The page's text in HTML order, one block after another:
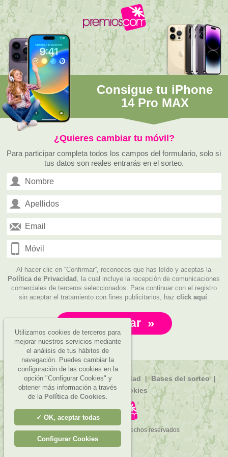
Consigue tu iPhone
14 Pro MAX
¿Quieres cambiar tu móvil?
Para participar completa todos los campos del formulario, solo si
tus datos son reales entrarás en el sorteo.
Nombre:
Apellidos:
E-
mail:
Móvil:
Al hacer clic en “Confirmar”, reconoces que has leído y aceptas la
Política de Privacidad
, la cual incluye la recepción de comunicaciones
comerciales de terceros seleccionados. Para continuar con el registro
sin aceptar el tratamiento con fines publicitarios, haz click aquí
Confirmar »
Aviso Legal | Política de privacidad | Bases del sorteo |
Política de Cookies
Copyright2026 Todos los derechos reservados
Panel de gestión de cookies
Utilizamos cookies de terceros para
mejorar nuestros servicios mediante
el análisis de tus hábitos de
navegación. Puedes cambiar la
configuración de las cookies en la
opción "Configurar Cookies" y
obtener más información a través
de la Política de Cookies.
OK, aceptar todas
Configurar Cookies